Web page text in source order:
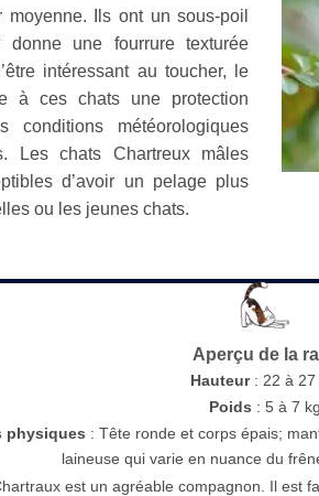
Ils ont un sous-poil
une fourrure texturée
intéressant au toucher, le
à ces chats une protection
conditions météorologiques
Les chats Chartreux mâles
d’avoir un pelage plus
ou les jeunes chats.
Aperçu de la
Hauteur: 22 à 27
Poids : 5 à 7 kg
physiques : Tête ronde et corps épais;
laineuse qui varie en nuance du
est un agréable compagnon. Il est